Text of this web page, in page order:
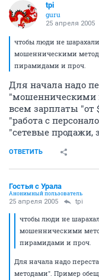
tpi
guru
25 апреля 2005
чтобы люди не
мошенническими
пирамидами и проч.
Для начала надо
"мошенническими
всем зарплаты "от
"работа с
"сетевые продажи,
ОТВЕТИТЬ
Гостья с Урала
Анонимный пользователь
25 апреля 2005 tpi
чтобы люди не
мошенническими
пирамидами и проч.
Для начала надо
методами". Пример